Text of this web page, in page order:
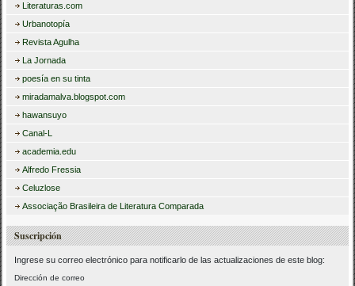
Literaturas.com
Urbanotopía
Revista Agulha
La Jornada
poesía en su tinta
miradamalva.blogspot.com
hawansuyo
Canal-L
academia.edu
Alfredo Fressia
Celuzlose
Associação Brasileira de Literatura Comparada
Suscripción
Ingrese su correo electrónico para notificarlo de las actualizaciones de este blog:
Dirección de correo